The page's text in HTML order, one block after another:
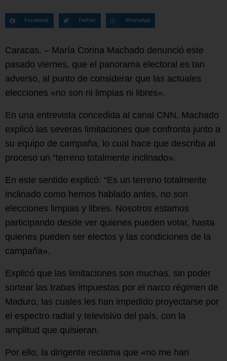
Facebook Twitter WhatsApp
Caracas. – María Corina Machado denunció este
pasado viernes, que el panorama electoral es tan
adverso, al punto de considerar que las actuales
elecciones «no son ni limpias ni libres».
En una entrevista concedida al canal CNN, Machado
explicó las severas limitaciones que confronta junto a
su equipo de campaña, lo cual hace que describa al
proceso un “terreno totalmente inclinado».
En este sentido explicó: “Es un terreno totalmente
inclinado como hemos hablado antes, no son
elecciones limpias y libres. Nosotros estamos
participando desde ver quienes pueden votar, hasta
quienes pueden ser electos y las condiciones de la
campaña».
Explicó que las limitaciones son muchas, sin poder
sortear las trabas impuestas por el narco régimen de
Maduro, las cuales les han impedido proyectarse por
el espectro radial y televisivo del país, con la
amplitud que quisieran.
Por ello, la dirigente reclama que «no me han